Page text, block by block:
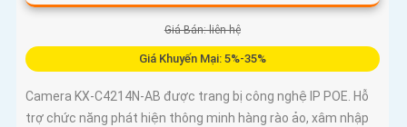
Giá Bán: liên hệ
Giá Khuyến Mại: 5%-35%
Camera KX-C4214N-AB được trang bị công nghệ IP POE. Hỗ
trợ chức năng phát hiện thông minh hàng rào ảo, xâm nhập